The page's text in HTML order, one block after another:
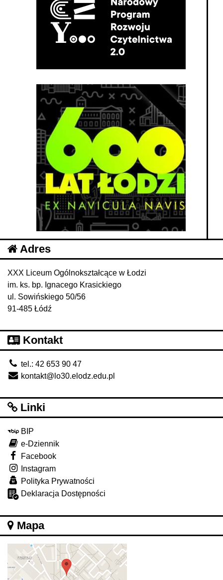
Adres
XXX Liceum Ogólnokształcące w Łodzi
im. ks. bp. Ignacego Krasickiego
ul. Sowińskiego 50/56
91-485 Łódź
Kontakt
tel.: 42 653 90 47
kontakt@lo30.elodz.edu.pl
Linki
BIP
e-Dziennik
Facebook
Instagram
Polityka Prywatności
Deklaracja Dostępności
Mapa